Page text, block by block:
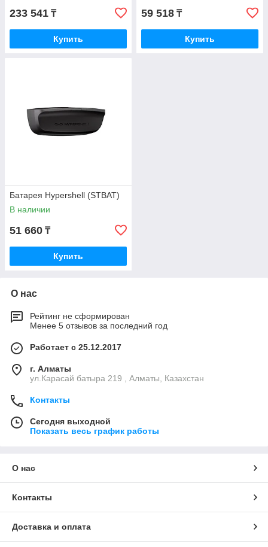
233 541 ₸
Купить
59 518 ₸
Купить
Батарея Hypershell (STBAT)
В наличии
51 660 ₸
Купить
О нас
Рейтинг не сформирован
Менее 5 отзывов за последний год
Работает с 25.12.2017
г. Алматы
ул.Карасай батыра 219 , Алматы, Казахстан
Контакты
Сегодня выходной
Показать весь график работы
О нас
Контакты
Доставка и оплата